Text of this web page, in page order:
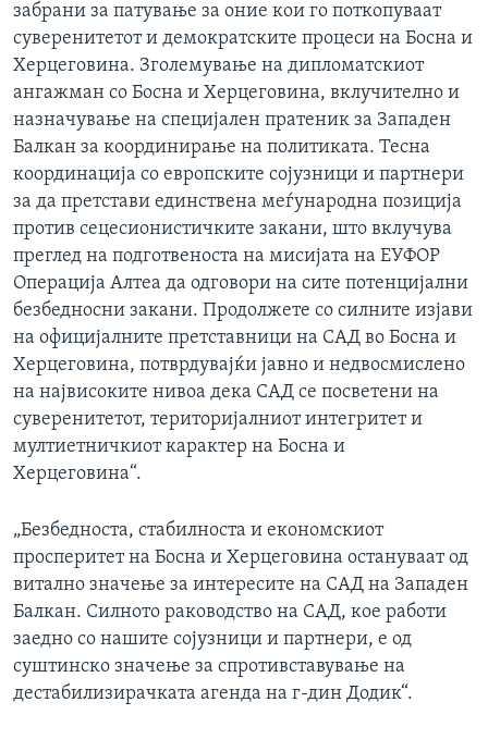
забрани за патување за оние кои го поткопуваат
суверенитетот и демократските процеси на Босна и
Херцеговина. Зголемување на дипломатскиот
ангажман со Босна и Херцеговина, вклучително и
назначување на специјален пратеник за Западен
Балкан за координирање на политиката. Тесна
координација со европските сојузници и партнери
за да претстави единствена меѓународна позиција
против сецесионистичките закани, што вклучува
преглед на подготвеноста на мисијата на ЕУФОР
Операција Алтеа да одговори на сите потенцијални
безбедносни закани. Продолжете со силните изјави
на официјалните претставници на САД во Босна и
Херцеговина, потврдувајќи јавно и недвосмислено
на највисоките нивоа дека САД се посветени на
суверенитетот, територијалниот интегритет и
мултиетничкиот карактер на Босна и
Херцеговина“.
„Безбедноста, стабилноста и економскиот
просперитет на Босна и Херцеговина остануваат од
витално значење за интересите на САД на Западен
Балкан. Силното раководство на САД, кое работи
заедно со нашите сојузници и партнери, е од
суштинско значење за спротивставување на
дестабилизирачката агенда на г-дин Додик“.